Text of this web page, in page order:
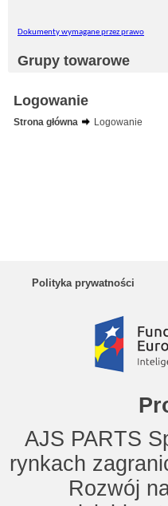
Dokumenty wymagane przez prawo
Grupy towarowe
Logowanie
Strona główna
Logowanie
Polityka prywatności
AJS PARTS
rynkach
Rozwój